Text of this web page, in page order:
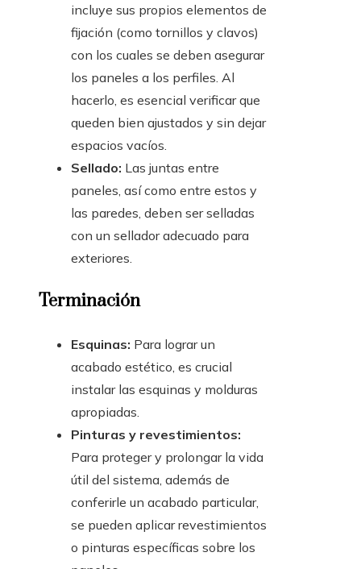
incluye sus propios elementos de
fijación (como tornillos y clavos)
con los cuales se deben asegurar
los paneles a los perfiles. Al
hacerlo, es esencial verificar que
queden bien ajustados y sin dejar
espacios vacíos.
Sellado: Las juntas entre
paneles, así como entre estos y
las paredes, deben ser selladas
con un sellador adecuado para
exteriores.
Terminación
Esquinas: Para lograr un
acabado estético, es crucial
instalar las esquinas y molduras
apropiadas.
Pinturas y revestimientos:
Para proteger y prolongar la vida
útil del sistema, además de
conferirle un acabado particular,
se pueden aplicar revestimientos
o pinturas específicas sobre los